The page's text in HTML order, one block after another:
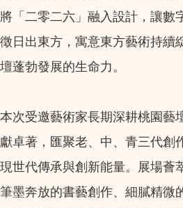
將「二零二六」融入設計，讓數
徵日出東方，寓意東方藝術持續
壇蓬勃發展的生命力。
本次受邀藝術家長期深耕桃園藝
獻卓著，匯聚老、中、青三代創
現世代傳承與創新能量。展場薈
筆墨奔放的書藝創作、細膩精微